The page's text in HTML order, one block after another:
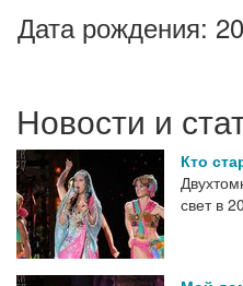
Дата рождения:
Новости и
Кто
свет в